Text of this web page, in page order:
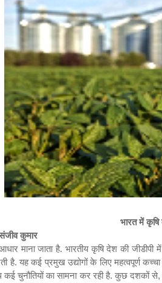
भारत में
कुमार
आधार माना जाता है. भारतीय कृषि देश की जीडीपी
है. यह कई प्रमुख उद्योगों के लिए महत्वपूर्ण कच्चा
कई चुनौतियों का सामना कर रही है. कुछ दशकों से,